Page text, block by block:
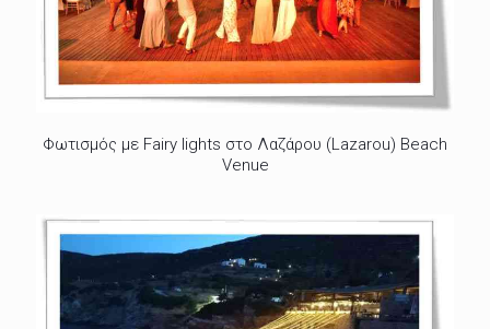
Φωτισμός με Fairy lights στο Λαζάρου (Lazarou) Beach
Venue